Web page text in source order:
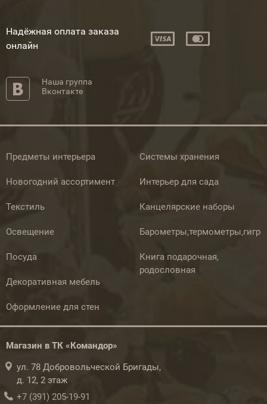
Надёжная оплата заказа
онлайн
Наша группа
Вконтакте
Предметы интерьера
Новогодний ассортимент
Текстиль
Освещение
Посуда
Декоративная мебель
Оформление для стен
Системы хранения
Интерьер для сада
Канцелярские наборы
Книга подарочная,
родословная
Магазин в ТК «Командор»
ул. 78 Добровольческой Бригады,
д. 12, 2 этаж
+7 (391) 205-19-91